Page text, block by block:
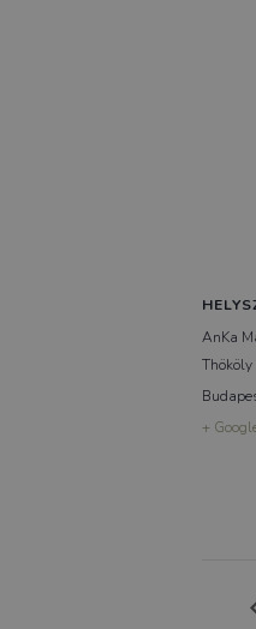
AnKa
Thököly
+